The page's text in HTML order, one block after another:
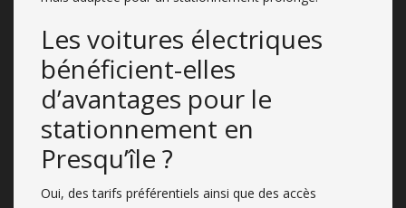
Les voitures électriques
bénéficient-elles
d’avantages pour le
stationnement en
Presqu’île ?
Oui, des tarifs préférentiels ainsi que des accès